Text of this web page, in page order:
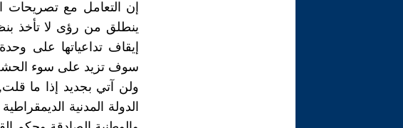
إن التعامل مع تصريحات
ينطلق من رؤى لا تأخذ
إيقاف تداعياتها على
سوف تزيد على سوء
ولن آتي بجديد إذا ما
الدولة المدنية